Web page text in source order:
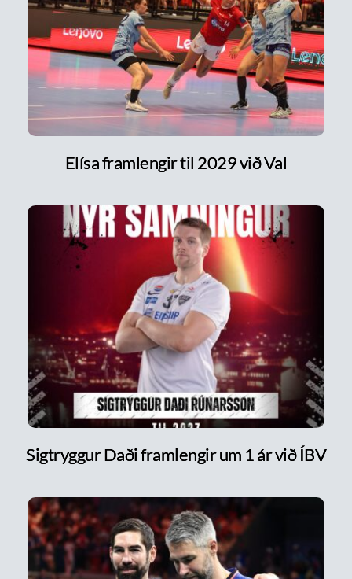
Elísa framlengir til 2029 við Val
Sigtryggur Daði framlengir um 1 ár við ÍBV